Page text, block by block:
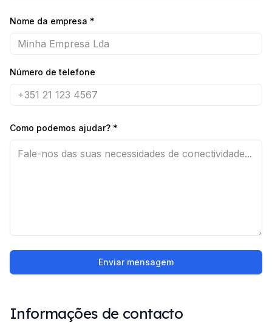
Nome da empresa *
Número de telefone
Como podemos ajudar? *
Enviar mensagem
Informações de contacto